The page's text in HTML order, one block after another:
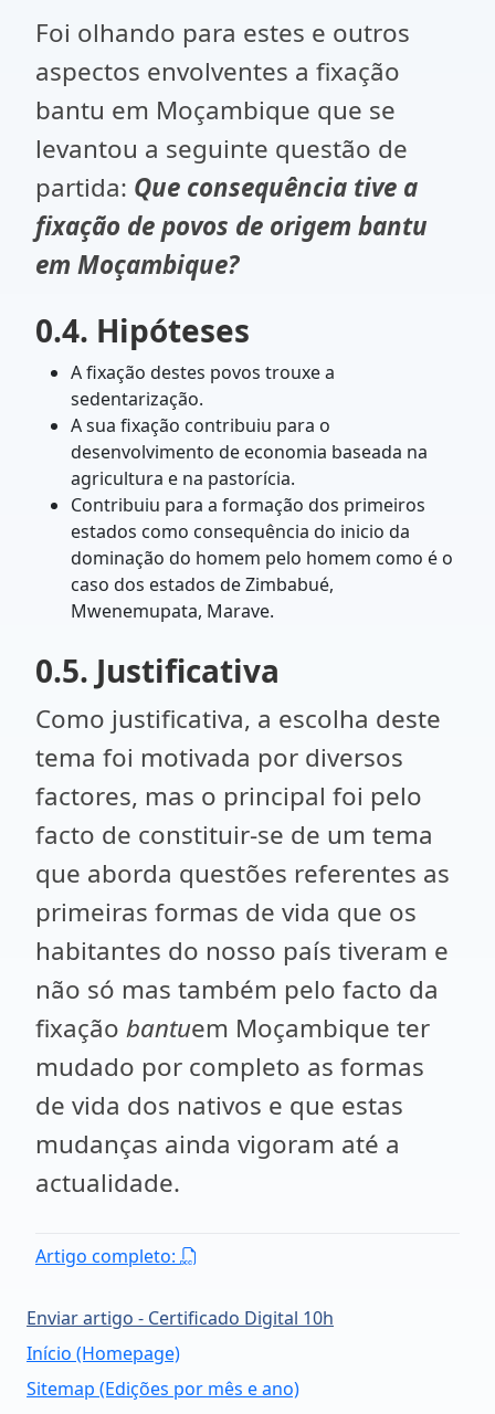
Foi olhando para estes e outros
aspectos envolventes a fixação
bantu em Moçambique que se
levantou a seguinte questão de
partida: Que consequência tive a
fixação de povos de origem bantu
em Moçambique?
0.4. Hipóteses
A fixação destes povos trouxe a
sedentarização.
A sua fixação contribuiu para o
desenvolvimento de economia baseada na
agricultura e na pastorícia.
Contribuiu para a formação dos primeiros
estados como consequência do inicio da
dominação do homem pelo homem como é o
caso dos estados de Zimbabué,
Mwenemupata, Marave.
0.5. Justificativa
Como justificativa, a escolha deste
tema foi motivada por diversos
factores, mas o principal foi pelo
facto de constituir-se de um tema
que aborda questões referentes as
primeiras formas de vida que os
habitantes do nosso país tiveram e
não só mas também pelo facto da
fixação bantuem Moçambique ter
mudado por completo as formas
de vida dos nativos e que estas
mudanças ainda vigoram até a
actualidade.
Artigo completo:
Enviar artigo - Certificado Digital 10h
Início (Homepage)
Sitemap (Edições por mês e ano)